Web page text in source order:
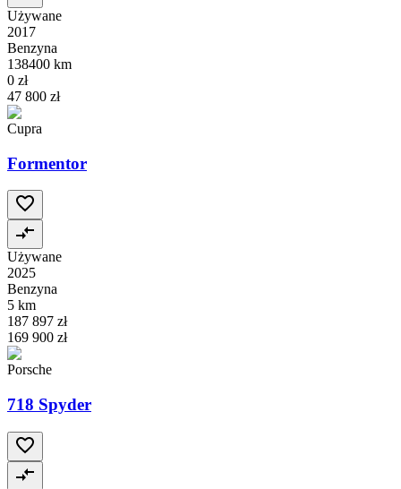
Używane
2017
Benzyna
138400 km
0 zł
47 800 zł
Cupra
Formentor
Używane
2025
Benzyna
5 km
187 897 zł
169 900 zł
Porsche
718 Spyder